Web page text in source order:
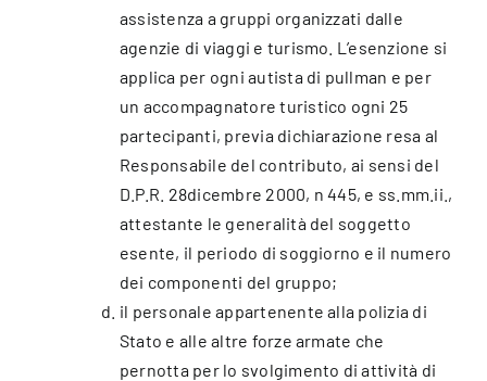
assistenza a gruppi organizzati dalle
agenzie di viaggi e turismo. L’esenzione si
applica per ogni autista di pullman e per
un accompagnatore turistico ogni 25
partecipanti, previa dichiarazione resa al
Responsabile del contributo, ai sensi del
D.P.R. 28dicembre 2000, n 445, e ss.mm.ii.,
attestante le generalità del soggetto
esente, il periodo di soggiorno e il numero
dei componenti del gruppo;
il personale appartenente alla polizia di
Stato e alle altre forze armate che
pernotta per lo svolgimento di attività di